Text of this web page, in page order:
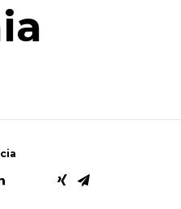
ESPECIALIZADO